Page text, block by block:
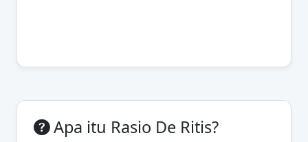
Apa itu Rasio De Ritis?